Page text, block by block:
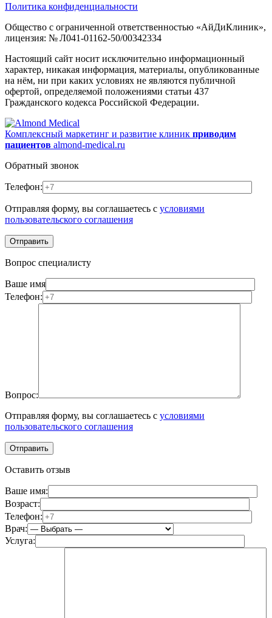
Политика конфиденциальности
Общество с ограниченной ответственностью «АйДиКлиник»,
лицензия: № Л041-01162-50/00342334
Настоящий сайт носит исключительно информационный
характер, никакая информация, материалы, опубликованные
на нём, ни при каких условиях не являются публичной
офертой, определяемой положениями статьи 437
Гражданского кодекса Российской Федерации.
Комплексный маркетинг и развитие клиник приводим
пациентов almond-medical.ru
Обратный звонок
Телефон:
Отправляя форму, вы соглашаетесь с условиями
пользовательского соглашения
Вопрос специалисту
Ваше имя
Телефон:
Вопрос:
Отправляя форму, вы соглашаетесь с условиями
пользовательского соглашения
Оставить отзыв
Ваше имя:
Возраст:
Телефон:
Врач:
Услуга: